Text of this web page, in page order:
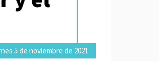
5 de noviembre de 2021